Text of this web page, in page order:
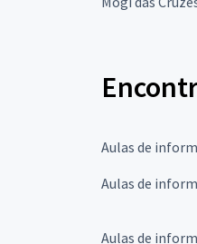
Aulas de
Aulas de
Aulas de